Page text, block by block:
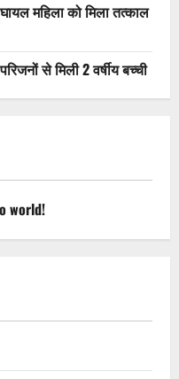
महिला को मिला तत्काल
से मिली 2 वर्षीय बच्ची
world!